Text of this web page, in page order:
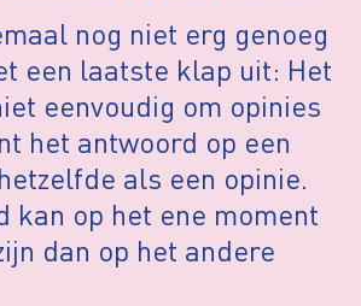
nog niet erg genoeg
een laatste klap uit: Het
eenvoudig om opinies
het antwoord op een
als een opinie.
kan op het ene moment
dan op het andere